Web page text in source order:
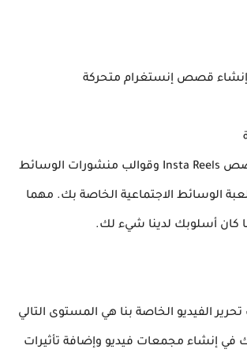
لدينا الكثير من قصص Insta Reels وقوالب منشورات الوسائط
لعبة الوسائط الاجتماعية الخاصة بك. مهما
كان أسلوبك لدينا شيء لك.
تحرير الفيديو الخاصة بنا هي المستوى التالي
في إنشاء مجمعات فيديو وإضافة تأثيرات